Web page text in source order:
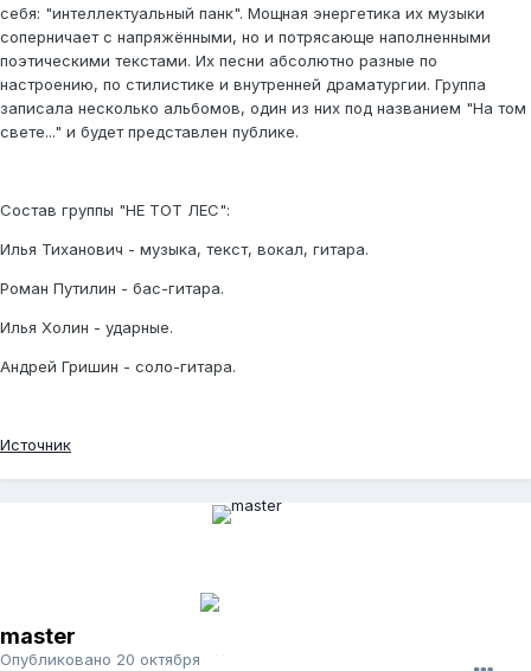
себя: "интеллектуальный панк". Мощная энергетика их музыки
соперничает с напряжёнными, но и потрясающе наполненными
поэтическими текстами. Их песни абсолютно разные по
настроению, по стилистике и внутренней драматургии. Группа
записала несколько альбомов, один из них под названием "На том
свете..." и будет представлен публике.
Состав группы "НЕ ТОТ ЛЕС":
Илья Тиханович - музыка, текст, вокал, гитара.
Роман Путилин - бас-гитара.
Илья Холин - ударные.
Андрей Гришин - соло-гитара.
Источник
master
Опубликовано 20 октября, 2012